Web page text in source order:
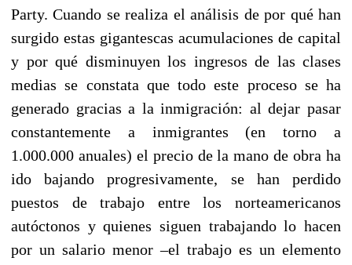
Party. Cuando se realiza el análisis de por qué han
surgido estas gigantescas acumulaciones de capital
y por qué disminuyen los ingresos de las clases
medias se constata que todo este proceso se ha
generado gracias a la inmigración: al dejar pasar
constantemente a inmigrantes (en torno a
1.000.000 anuales) el precio de la mano de obra ha
ido bajando progresivamente, se han perdido
puestos de trabajo entre los norteamericanos
autóctonos y quienes siguen trabajando lo hacen
por un salario menor –el trabajo es un elemento